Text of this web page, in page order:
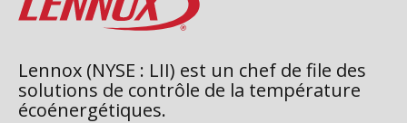
Lennox (NYSE : LII) est un chef de file des
solutions de contrôle de la température
écoénergétiques.